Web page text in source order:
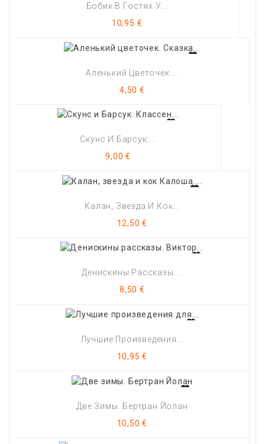
Бобик В Гостях У...
Цена
10,95 €
Аленький Цветочек....
Цена
4,50 €
Скунс И Барсук....
Цена
9,00 €
Калан, Звезда И Кок...
Цена
12,50 €
Денискины Рассказы....
Цена
8,50 €
Лучшие Произведения...
Цена
10,95 €
Две Зимы. Бертран Йолан
Цена
10,50 €